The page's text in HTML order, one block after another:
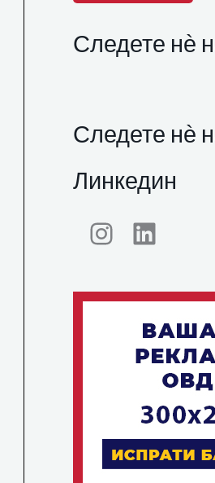
Следете нѐ
Следете нѐ
Линкедин